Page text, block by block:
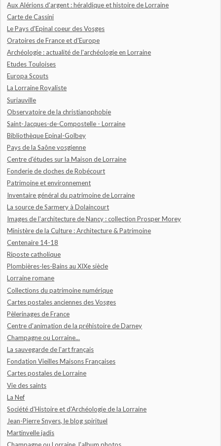
Aux Alérions d'argent : héraldique et histoire de Lorraine
Carte de Cassini
Le Pays d'Epinal coeur des Vosges
Oratoires de France et d'Europe
Archéologie : actualité de l'archéologie en Lorraine
Etudes Touloises
Europa Scouts
La Lorraine Royaliste
Suriauville
Observatoire de la christianophobie
Saint-Jacques-de-Compostelle - Lorraine
Bibliothèque Epinal-Golbey
Pays de la Saône vosgienne
Centre d'études sur la Maison de Lorraine
Fonderie de cloches de Robécourt
Patrimoine et environnement
Inventaire général du patrimoine de Lorraine
La source de Sarmery à Dolaincourt
Images de l'architecture de Nancy : collection Prosper Morey
Ministère de la Culture : Architecture & Patrimoine
Centenaire 14-18
Riposte catholique
Plombières-les-Bains au XIXe siècle
Lorraine romane
Collections du patrimoine numérique
Cartes postales anciennes des Vosges
Pèlerinages de France
Centre d'animation de la préhistoire de Darney
Champagne ou Lorraine...
La sauvegarde de l'art français
Fondation Vieilles Maisons Françaises
Cartes postales de Lorraine
Vie des saints
La Nef
Société d'Histoire et d'Archéologie de la Lorraine
Jean-Pierre Snyers, le blog spirituel
Martinvelle jadis